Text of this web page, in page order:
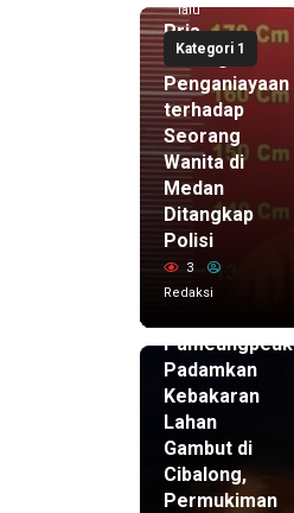
Kategori 1
lalu
Pria
Terduga
Penganiayaan
terhadap
Seorang
Wanita di
Medan
Ditangkap
Polisi
3
Redaksi
7 menit
lalu
Pameungpeuk
Padamkan
Kebakaran
Lahan
Gambut di
Cibalong,
Permukiman